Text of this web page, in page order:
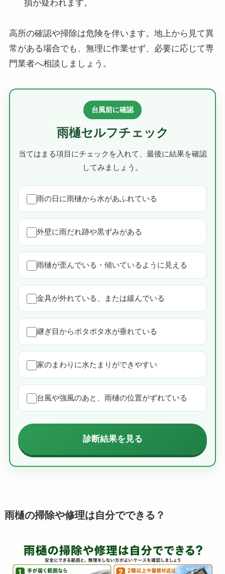
損が疑われます。
高所の確認や掃除は危険を伴います。地上から見て異
常がある場合でも、無理に作業せず、必要に応じて専
門業者へ相談しましょう。
台風前に確認
雨樋セルフチェック
当てはまる項目にチェックを入れて、最後に結果を確認
してみましょう。
雨の日に雨樋から水があふれている
外壁に雨だれ跡や黒ずみがある
雨樋が歪んでいる・傾いているように見える
金具が外れている、または緩んでいる
継ぎ目からポタポタ水が垂れている
家のまわりに水たまりができやすい
台風や強風のあと、雨樋の位置がずれている
診断結果を見る
雨樋の掃除や修理は自分でできる？